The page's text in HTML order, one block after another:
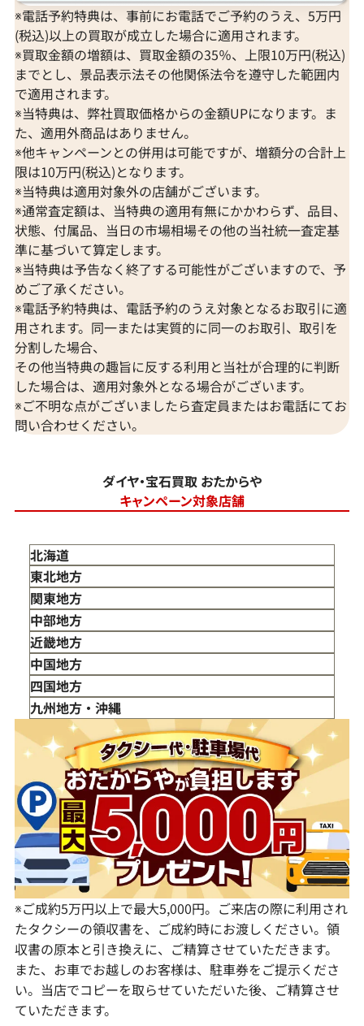
※電話予約特典は、事前にお電話でご予約のうえ、5万円
(税込)以上の買取が成立した場合に適用されます。
※買取金額の増額は、買取金額の35％、上限10万円(税込)
までとし、景品表示法その他関係法令を遵守した範囲内
で適用されます。
※当特典は、弊社買取価格からの金額UPになります。ま
た、適用外商品はありません。
※他キャンペーンとの併用は可能ですが、増額分の合計上
限は10万円(税込)となります。
※当特典は適用対象外の店舗がございます。
※通常査定額は、当特典の適用有無にかかわらず、品目、
状態、付属品、当日の市場相場その他の当社統一査定基
準に基づいて算定します。
※当特典は予告なく終了する可能性がございますので、予
めご了承ください。
※電話予約特典は、電話予約のうえ対象となるお取引に適
用されます。同一または実質的に同一のお取引、取引を
分割した場合、
その他当特典の趣旨に反する利用と当社が合理的に判断
した場合は、適用対象外となる場合がございます。
※ご不明な点がございましたら査定員またはお電話にてお
問い合わせください。
ダイヤ・宝石買取 おたからや
キャンペーン対象店舗
北海道
東北地方
青森県
岩手県
宮城県
秋田県
山形県
福島県
関東地方
東京都
神奈川県
埼玉県
千葉県
茨城県
栃木県
群馬県
中部地方
新潟県
富山県
石川県
山梨県
長野県
岐阜県
静岡県
愛知県
近畿地方
三重県
滋賀県
京都府
大阪府
兵庫県
奈良県
和歌山県
中国地方
鳥取県
島根県
岡山県
広島県
山口県
四国地方
徳島県
香川県
愛媛県
九州地方・沖縄
福岡県
佐賀県
長崎県
熊本県
大分県
宮崎県
鹿児島県
※ご成約5万円以上で最大5,000円。ご来店の際に利用され
たタクシーの領収書を、ご成約時にお渡しください。領
収書の原本と引き換えに、ご精算させていただきます。
また、お車でお越しのお客様は、駐車券をご提示くださ
い。当店でコピーを取らせていただいた後、ご精算させ
ていただきます。